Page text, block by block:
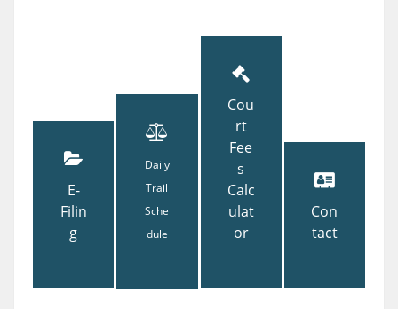
E-
Filin
g
Daily
Trail
Sche
dule
Cou
rt
Fee
s
Calc
ulat
or
Con
tact